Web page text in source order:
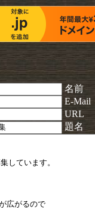
名前
E-Mail
URL
題名